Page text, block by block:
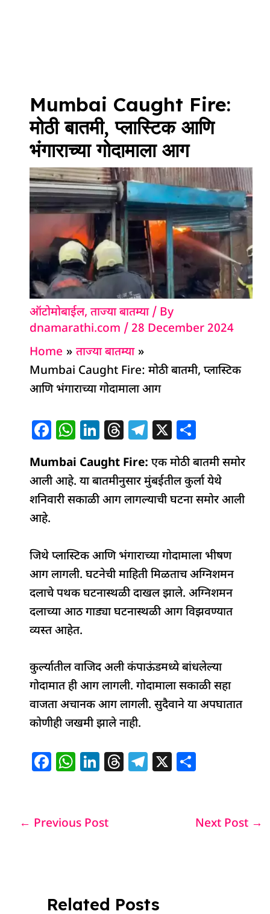
Mumbai Caught Fire:
मोठी बातमी, प्लास्टिक आणि
भंगाराच्या गोदामाला आग
ऑटोमोबाईल,ताज्या बातम्या/ By
dnamarathi.com /28 December 2024
Home
ताज्या बातम्या
Mumbai Caught Fire: मोठी बातमी, प्लास्टिक
आणि भंगाराच्या गोदामाला आग
F
c
e
b
o
k
W
at
s
A
p
Li
k
e
dI
T
re
a
d
T
e
g
ra
X
ar
e
Mumbai Caught Fire:एक मोठी बातमी समोर
आली आहे. या बातमीनुसार मुंबईतील कुर्ला येथे
शनिवारी सकाळी आग लागल्याची घटना समोर आली
आहे.
जिथे प्लास्टिक आणि भंगाराच्या गोदामाला भीषण
आग लागली. घटनेची माहिती मिळताच अग्निशमन
दलाचे पथक घटनास्थळी दाखल झाले. अग्निशमन
दलाच्या आठ गाड्या घटनास्थळी आग विझवण्यात
व्यस्त आहेत.
कुर्ल्यातील वाजिद अली कंपाऊंडमध्ये बांधलेल्या
गोदामात ही आग लागली. गोदामाला सकाळी सहा
वाजता अचानक आग लागली. सुदैवाने या अपघातात
कोणीही जखमी झाले नाही.
F
e
k
W
s
Li
e
T T X
e
← Previous Post Next Post →
Related Posts